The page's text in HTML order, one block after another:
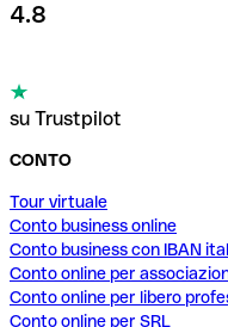
4.8
su Trustpilot
CONTO
Tour virtuale
Conto business online
Conto business con IBAN
Conto online per
Conto online per libero
Conto online per SRL